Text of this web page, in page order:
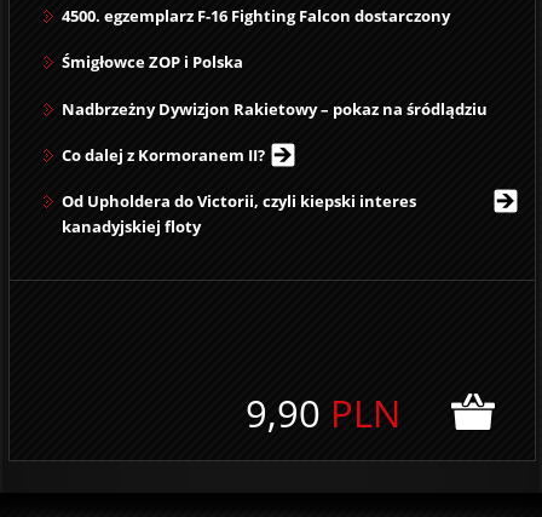
4500. egzemplarz F-16 Fighting Falcon dostarczony
Śmigłowce ZOP i Polska
Nadbrzeżny Dywizjon Rakietowy – pokaz na śródlądziu
Co dalej z Kormoranem II?
Od Upholdera do Victorii, czyli kiepski interes
kanadyjskiej floty
9,90 PLN